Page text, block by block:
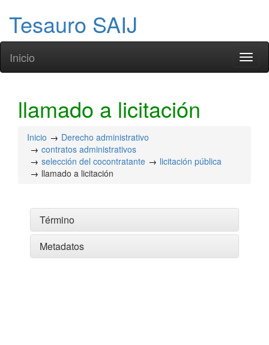
Tesauro SAIJ
Inicio
llamado a licitación
Inicio
Derecho administrativo
contratos administrativos
selección del cocontratante
licitación pública
llamado a licitación
Término
Metadatos